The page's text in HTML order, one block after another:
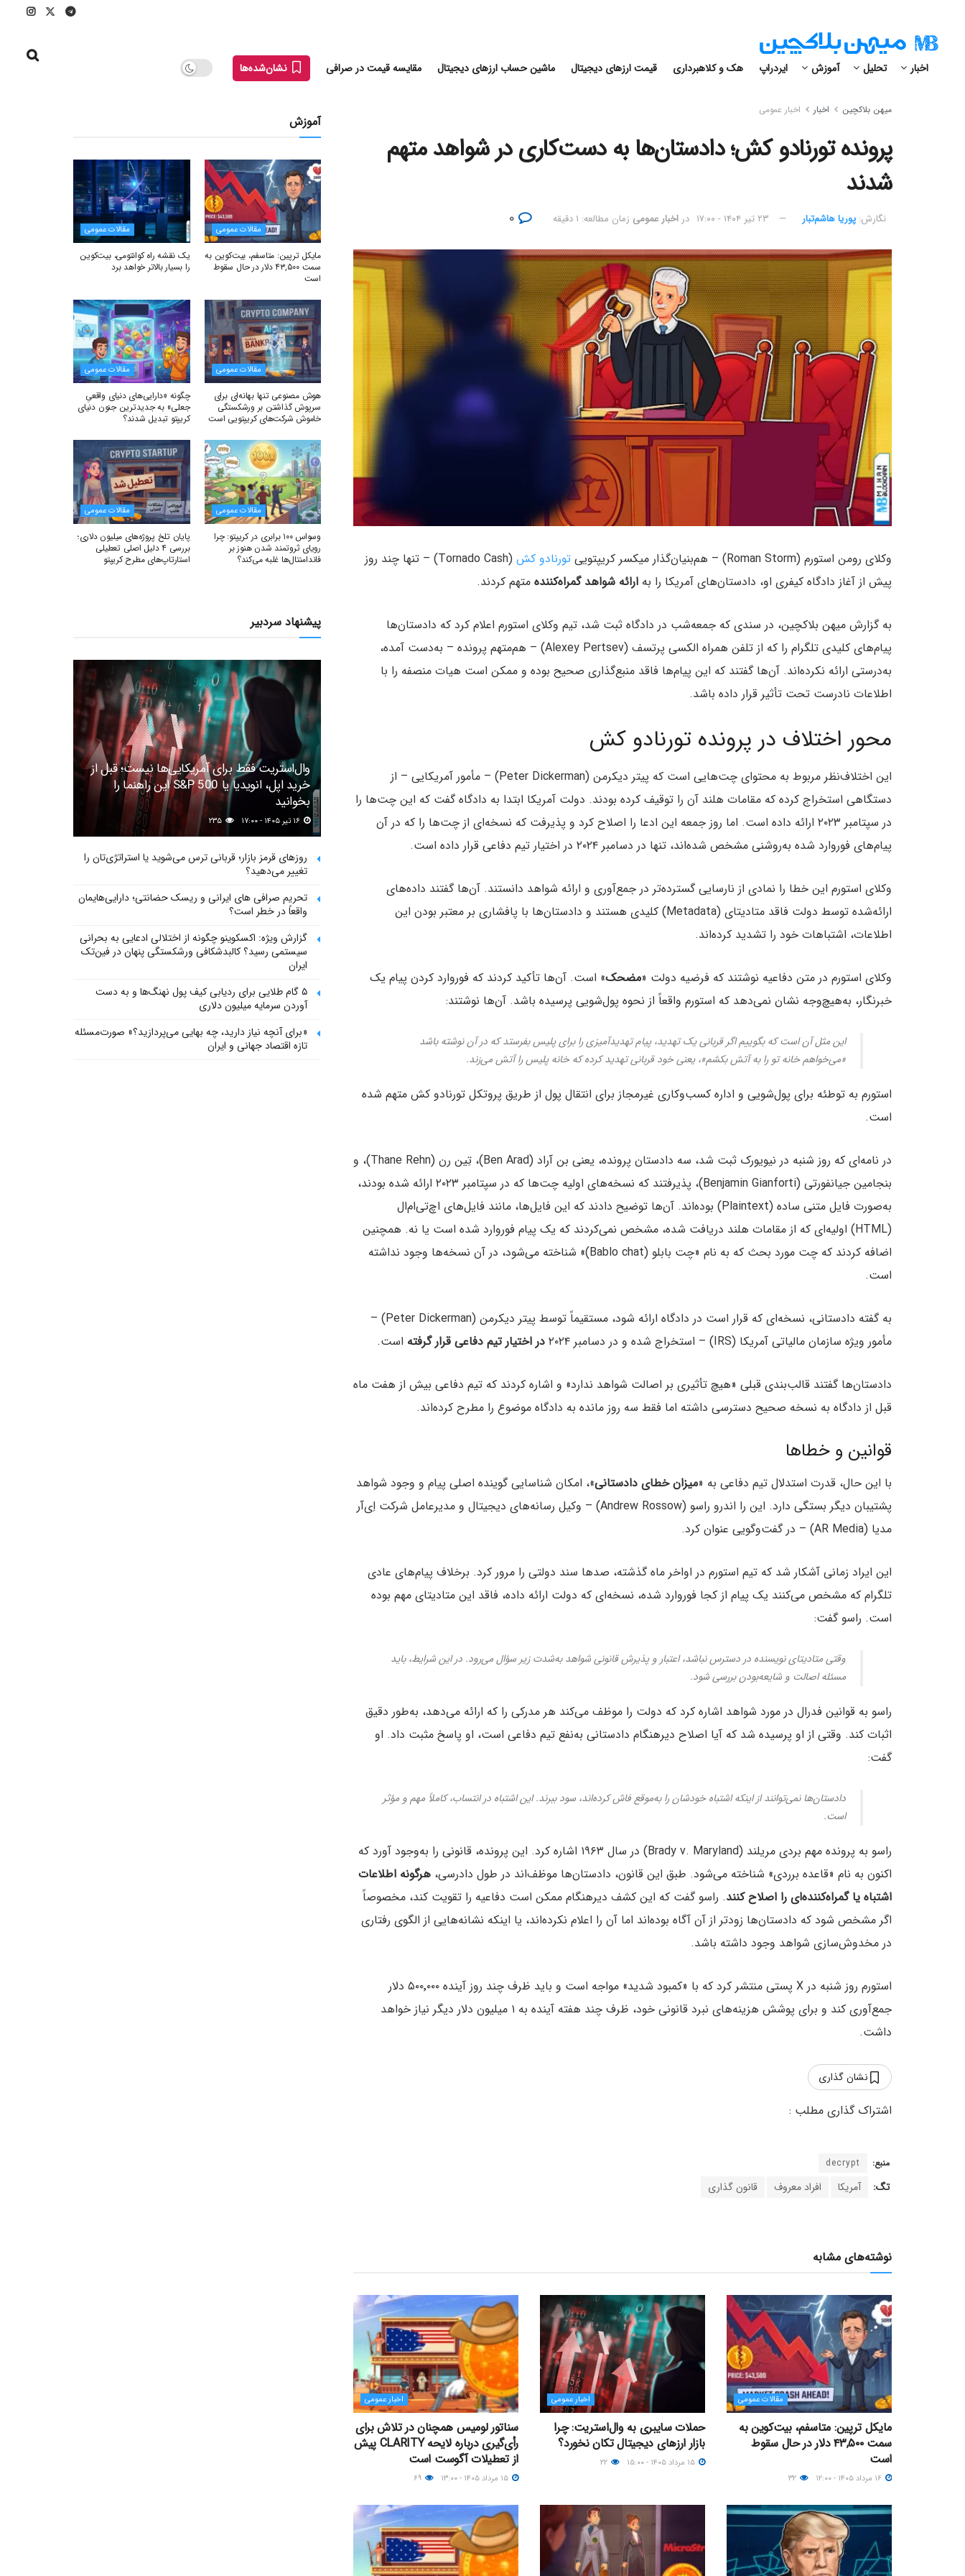
اخبار تحلیل آموزش ایردراپ هک و کلاهبرداری قیمت ارزهای دیجیتال ماشین حساب ارزهای دیجیتال مقایسه قیمت در صرافی نشان‌شده‌ها
میهن بلاکچین اخبار اخبار عمومی
پرونده تورنادو کش؛ دادستان‌ها به دست‌کاری در شواهد متهم
شدند
نگارش:‌ پوریا هاشم‌تبار ۲۳ تیر ۱۴۰۴ - ۱۷:۰۰ در اخبار عمومی زمان مطالعه: ۱ دقیقه
وکلای رومن استورم (Roman Storm) – هم‌بنیان‌گذار میکسر کریپتویی تورنادو کش
(Tornado Cash) – تنها چند روز
پیش از آغاز دادگاه کیفری او، دادستان‌های آمریکا را به ارائه شواهد گمراه‌کننده متهم کردند.
به گزارش میهن بلاکچین، در سندی که جمعه‌شب در دادگاه ثبت شد، تیم وکلای استورم اعلام کرد که دادستان‌ها
پیام‌های کلیدی تلگرام را که از تلفن همراه الکسی پرتسف (Alexey Pertsev) – هم‌متهم پرونده – به‌دست آمده،
به‌درستی ارائه نکرده‌اند. آن‌ها گفتند که این پیام‌ها فاقد منبع‌گذاری صحیح بوده و ممکن است هیات منصفه را با
اطلاعات نادرست تحت تأثیر قرار داده باشد.
محور اختلاف در پرونده تورنادو کش
این اختلاف‌نظر مربوط به محتوای چت‌هایی است که پیتر دیکرمن (Peter Dickerman) – مأمور آمریکایی – از
دستگاهی استخراج کرده که مقامات هلند آن را توقیف کرده بودند. دولت آمریکا ابتدا به دادگاه گفت که این چت‌ها را
در سپتامبر ۲۰۲۳ ارائه داده است. اما روز جمعه این ادعا را اصلاح کرد و پذیرفت که نسخه‌ای از چت‌ها را که در آن
پیام‌های فوروارد شده به‌روشنی مشخص شده‌اند، تنها در دسامبر ۲۰۲۴ در اختیار تیم دفاعی قرار داده است.
وکلای استورم این خطا را نمادی از نارسایی گسترده‌تر در جمع‌آوری و ارائه شواهد دانستند. آن‌ها گفتند داده‌های
ارائه‌شده توسط دولت فاقد متادیتای (Metadata) کلیدی هستند و دادستان‌ها با پافشاری بر معتبر بودن این
اطلاعات، اشتباهات خود را تشدید کرده‌اند.
وکلای استورم در متن دفاعیه نوشتند که فرضیه دولت «مضحک» است. آن‌ها تأکید کردند که فوروارد کردن پیام یک
خبرنگار، به‌هیچ‌وجه نشان نمی‌دهد که استورم واقعاً از نحوه پول‌شویی پرسیده باشد. آن‌ها نوشتند:
این مثل آن است که بگوییم اگر قربانی یک تهدید، پیام تهدیدآمیزی را برای پلیس بفرستد که در آن نوشته باشد
«می‌خواهم خانه‌ تو را به آتش بکشم»، یعنی خود قربانی تهدید کرده که خانه پلیس را آتش می‌زند.
استورم به توطئه برای پول‌شویی و اداره کسب‌وکاری غیرمجاز برای انتقال پول از طریق پروتکل تورنادو کش متهم شده
است.
در نامه‌ای که روز شنبه در نیویورک ثبت شد، سه دادستان پرونده، یعنی بن آراد (Ben Arad)، تِین رن (Thane Rehn)، و
بنجامین جیانفورتی (Benjamin Gianforti)، پذیرفتند که نسخه‌های اولیه چت‌ها که در سپتامبر ۲۰۲۳ ارائه شده بودند،
به‌صورت فایل متنی ساده (Plaintext) بوده‌اند. آن‌ها توضیح دادند که این فایل‌ها، مانند فایل‌های اچ‌تی‌ام‌ال
(HTML) اولیه‌ای که از مقامات هلند دریافت شده، مشخص نمی‌کردند که یک پیام فوروارد شده است یا نه. همچنین
اضافه کردند که چت مورد بحث که به نام «چت بابلو (Bablo chat)» شناخته می‌شود، در آن نسخه‌ها وجود نداشته
است.
به گفته دادستانی، نسخه‌ای که قرار است در دادگاه ارائه شود، مستقیماً توسط پیتر دیکرمن (Peter Dickerman) –
مأمور ویژه سازمان مالیاتی آمریکا (IRS) – استخراج شده و در دسامبر ۲۰۲۴
در اختیار تیم دفاعی قرار گرفته است.
دادستان‌ها گفتند قالب‌بندی قبلی «هیچ تأثیری بر اصالت شواهد ندارد» و اشاره کردند که تیم دفاعی بیش از هفت ماه
قبل از دادگاه به نسخه صحیح دسترسی داشته اما فقط سه روز مانده به دادگاه موضوع را مطرح کرده‌اند.
قوانین و خطاها
با این حال، قدرت استدلال تیم دفاعی به «میزان خطای دادستانی»، امکان شناسایی گوینده اصلی پیام و وجود شواهد
پشتیبان دیگر بستگی دارد. این را اندرو راسو (Andrew Rossow) – وکیل رسانه‌های دیجیتال و مدیرعامل شرکت اِی‌آر
مدیا (AR Media) – در گفت‌وگویی عنوان کرد.
این ایراد زمانی آشکار شد که تیم استورم در اواخر ماه گذشته، صدها سند دولتی را مرور کرد. برخلاف پیام‌های عادی
تلگرام که مشخص می‌کنند یک پیام از کجا فوروارد شده، نسخه‌ای که دولت ارائه داده، فاقد این متادیتای مهم بوده
است. راسو گفت:
وقتی متادیتای نویسنده در دسترس نباشد، اعتبار و پذیرش قانونی شواهد به‌شدت زیر سؤال می‌رود. در این شرایط، باید
مسئله اصالت و شایعه‌بودن بررسی شود.
راسو به قوانین فدرال در مورد شواهد اشاره کرد که دولت را موظف می‌کند هر مدرکی را که ارائه می‌دهد، به‌طور دقیق
اثبات کند. وقتی از او پرسیده شد که آیا اصلاح دیرهنگام دادستانی به‌نفع تیم دفاعی است، او پاسخ مثبت داد. او
گفت:
دادستان‌ها نمی‌توانند از اینکه اشتباه خودشان را به‌موقع فاش کرده‌اند، سود ببرند. این اشتباه در انتساب، کاملاً مهم و مؤثر
است.
راسو به پرونده مهم بردی مریلند (Brady v. Maryland) در سال ۱۹۶۳ اشاره کرد. این پرونده، قانونی را به‌وجود آورد که
اکنون به نام «قاعده برردی» شناخته می‌شود. طبق این قانون، دادستان‌ها موظف‌اند در طول دادرسی، هرگونه اطلاعات
اشتباه یا گمراه‌کننده‌ای را اصلاح کنند. راسو گفت که این کشف دیرهنگام ممکن است دفاعیه را تقویت کند، مخصوصاً
اگر مشخص شود که دادستان‌ها زودتر از آن آگاه بوده‌اند اما آن را اعلام نکرده‌اند، یا اینکه نشانه‌هایی از الگوی رفتاری
در مخدوش‌سازی شواهد وجود داشته باشد.
استورم روز شنبه در X پستی منتشر کرد که با «کمبود شدید» مواجه است و باید ظرف چند روز آینده ۵۰۰٬۰۰۰ دلار
جمع‌آوری کند و برای پوشش هزینه‌های نبرد قانونی خود، ظرف چند هفته آینده به ۱ میلیون دلار دیگر نیاز خواهد
داشت.
نشان گذاری
منبع: decrypt
تگ: آمریکا افراد معروف قانون گذاری
نوشته‌های مشابه
مقالات عمومی
مایکل ترپین: متاسفم، بیت‌کوین به
سمت ۴۳,۵۰۰ دلار در حال سقوط
است
اخبار عمومی
حملات سایبری به وال‌استریت: چرا
بازار ارزهای دیجیتال تکان نخورد؟
اخبار عمومی
سناتور لومیس همچنان در تلاش برای
رأی‌گیری درباره لایحه CLARITY پیش
از تعطیلات آگوست است
آموزش
مقالات عمومی
مایکل ترپین: متاسفم، بیت‌کوین به
سمت ۴۳,۵۰۰ دلار در حال سقوط
است
مقالات عمومی
یک نقشه راه کوانتومی، بیت‌کوین
را بسیار بالاتر خواهد برد
مقالات عمومی
هوش مصنوعی تنها بهانه‌ای برای
سرپوش گذاشتن بر ورشکستگی
خاموش شرکت‌های کریپتویی است
مقالات عمومی
چگونه «دارایی‌های دنیای واقعیِ
جعلی» به جدیدترین جنون دنیای
کریپتو تبدیل شدند؟
مقالات عمومی
وسواس ۱۰۰ برابری در کریپتو: چرا
رویای ثروتمند شدن هنوز بر
فاندامنتال‌ها غلبه می‌کند؟
مقالات عمومی
پایان تلخ پروژه‌های میلیون دلاری؛
بررسی ۴ دلیل اصلی تعطیلی
استارتاپ‌های مطرح کریپتو
پیشنهاد سردبیر
وال‌استریت فقط برای آمریکایی‌ها نیست؛ قبل از
خرید اپل، انویدیا یا S&P 500 این راهنما را
بخوانید
روزهای قرمز بازار؛ قربانی ترس می‌شوید یا استراتژی‌تان را
تغییر می‌دهید؟
تحریم صرافی های ایرانی و ریسک حضانتی؛ دارایی‌هایمان
واقعاً در خطر است؟
گزارش ویژه: اکسکوینو چگونه از اختلالی ادعایی به بحرانی
سیستمی رسید؟ کالبدشکافی ورشکستگی پنهان در فین‌تک
ایران
۵ گام طلایی برای ردیابی کیف پول‌ نهنگ‌ها و به دست
آوردن سرمایه میلیون دلاری
«برای آنچه نیاز دارید، چه بهایی می‌پردازید؟» صورت‌مسئله
تازه اقتصاد جهانی و ایران